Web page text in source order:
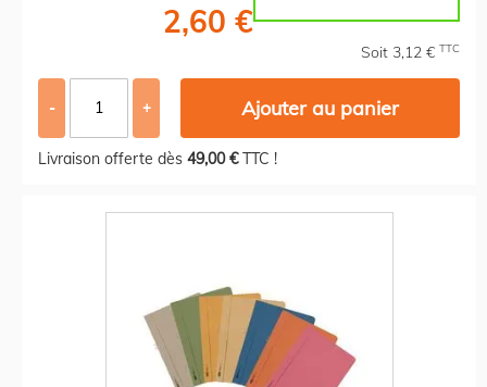
2,60 €
Soit 3,12 € TTC
- + Ajouter au panier
Livraison offerte dès 49,00 €TTC !